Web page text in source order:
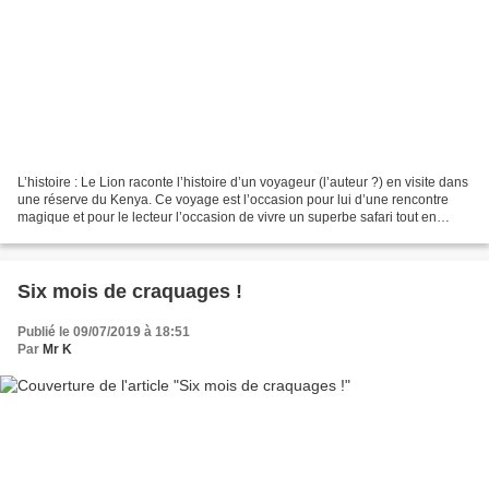
L’histoire : Le Lion raconte l’histoire d’un voyageur (l’auteur ?) en visite dans
une réserve du Kenya. Ce voyage est l’occasion pour lui d’une rencontre
magique et pour le lecteur l’occasion de vivre un superbe safari tout en
Six mois de craquages !
Publié le 09/07/2019 à 18:51
Par Mr K